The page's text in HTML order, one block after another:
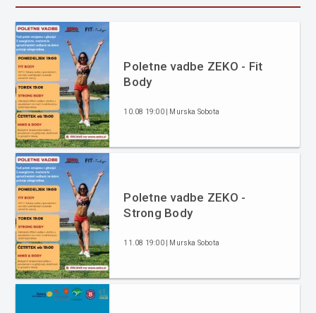
Poletne vadbe ZEKO - Fit
Body
10.08 19:00 | Murska Sobota
Poletne vadbe ZEKO -
Strong Body
11.08 19:00 | Murska Sobota